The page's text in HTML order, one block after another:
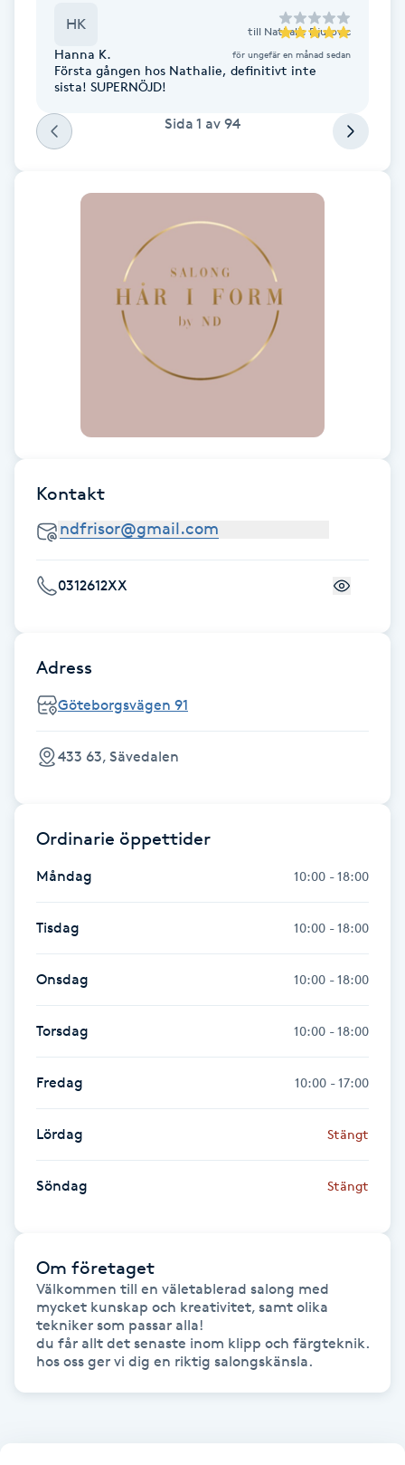
Fotsvamp
Fotvård
Fransar
Fransborttagning
Fransförlängning
Fransförlängning Megavolym
Fransförlängning Volym
Frekvensterapi
Friskvård
Friskvårdsmassage
Frisör
Funktionsanalys
Föning
Gel naglar
Gelenaglar
Gellack
Gellack med förstärkning
Gravidmassage
Hatha Yoga
HK till Nathalie Djurovic
Hanna K. för ungefär en månad sedan
Första gången hos Nathalie, definitivt inte
sista! SUPERNÖJD!
Sida 1 av 94
Kontakt
0312612XX
Adress
Göteborgsvägen 91
433 63, Sävedalen
Ordinarie öppettider
Måndag 10:00 - 18:00
Tisdag 10:00 - 18:00
Onsdag 10:00 - 18:00
Torsdag 10:00 - 18:00
Fredag 10:00 - 17:00
Lördag Stängt
Söndag Stängt
Om företaget
Välkommen till en väletablerad salong med
mycket kunskap och kreativitet, samt olika
tekniker som passar alla!
du får allt det senaste inom klipp och färgteknik.